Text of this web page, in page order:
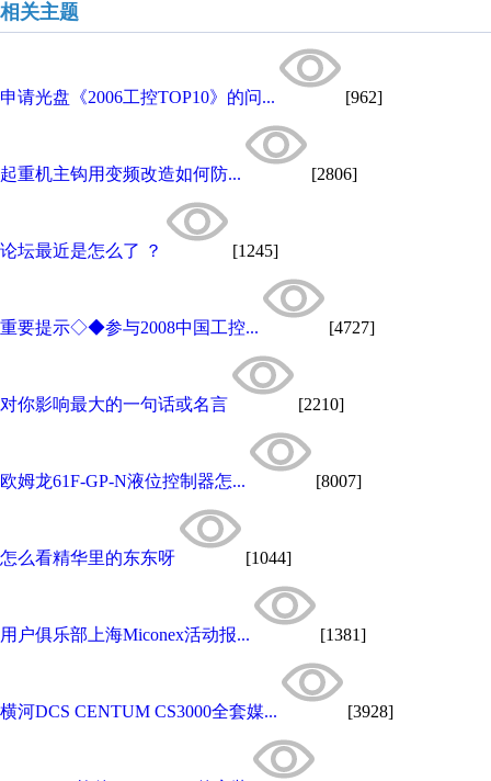
相关主题
申请光盘《2006工控TOP10》的问... [962]
起重机主钩用变频改造如何防... [2806]
论坛最近是怎么了 ？ [1245]
重要提示◇◆参与2008中国工控... [4727]
对你影响最大的一句话或名言 [2210]
欧姆龙61F-GP-N液位控制器怎... [8007]
怎么看精华里的东东呀 [1044]
用户俱乐部上海Miconex活动报... [1381]
横河DCS CENTUM CS3000全套媒... [3928]